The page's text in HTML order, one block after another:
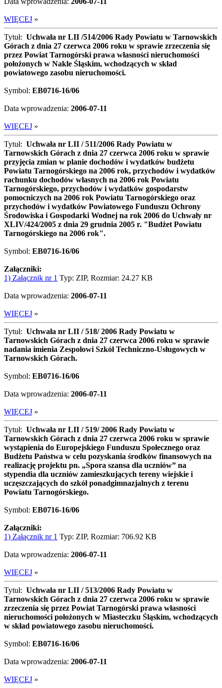
WIĘCEJ »
Tytuł: Uchwała nr LII /514/2006 Rady Powiatu w Tarnowskich
Górach z dnia 27 czerwca 2006 roku w sprawie zrzeczenia się
przez Powiat Tarnogórski prawa własności nieruchomości
położonych w Nakle Śląskim, wchodzących w skład
powiatowego zasobu nieruchomości.
Symbol: EB0716-16/06
Data wprowadzenia: 2006-07-11
WIĘCEJ »
Tytuł: Uchwała nr LII / 511/2006 Rady Powiatu w
Tarnowskich Górach z dnia 27 czerwca 2006 roku w sprawie
przyjęcia zmian w planie dochodów i wydatków budżetu
Powiatu Tarnogórskiego na 2006 rok, przychodów i wydatków
rachunku dochodów własnych na 2006 rok Powiatu
Tarnogórskiego, przychodów i wydatków gospodarstw
pomocniczych na 2006 rok Powiatu Tarnogórskiego oraz
przychodów i wydatków Powiatowego Funduszu Ochrony
Środowiska i Gospodarki Wodnej na rok 2006 do Uchwały nr
XLIV/424/2005 z dnia 29 grudnia 2005 r. "Budżet Powiatu
Tarnogórskiego na 2006 rok".
Symbol: EB0716-16/06
Załączniki:
1) Załącznik nr 1 Typ: ZIP, Rozmiar: 24.27 KB
Data wprowadzenia: 2006-07-11
WIĘCEJ »
Tytuł: Uchwała nr LII / 518/ 2006 Rady Powiatu w
Tarnowskich Górach z dnia 27 czerwca 2006 roku w sprawie
nadania imienia Zespołowi Szkół Techniczno-Usługowych w
Tarnowskich Górach.
Symbol: EB0716-16/06
Data wprowadzenia: 2006-07-11
WIĘCEJ »
Tytuł: Uchwała nr LII / 519/ 2006 Rady Powiatu w
Tarnowskich Górach z dnia 27 czerwca 2006 roku w sprawie
wystąpienia do Europejskiego Funduszu Społecznego oraz
Budżetu Państwa w celu pozyskania środków finansowych na
realizację projektu pn. „Spora szansa dla uczniów” na
stypendia dla uczniów zamieszkujących tereny wiejskie i
uczęszczających do szkół ponadgimnazjalnych z terenu
Powiatu Tarnogórskiego.
Symbol: EB0716-16/06
Załączniki:
1) Załącznik nr 1 Typ: ZIP, Rozmiar: 706.92 KB
Data wprowadzenia: 2006-07-11
WIĘCEJ »
Tytuł: Uchwała nr LII / 513/2006 Rady Powiatu w
Tarnowskich Górach z dnia 27 czerwca 2006 roku w sprawie
zrzeczenia się przez Powiat Tarnogórski prawa własności
nieruchomości położonych w Miasteczku Śląskim, wchodzących
w skład powiatowego zasobu nieruchomości.
Symbol: EB0716-16/06
Data wprowadzenia: 2006-07-11
WIĘCEJ »